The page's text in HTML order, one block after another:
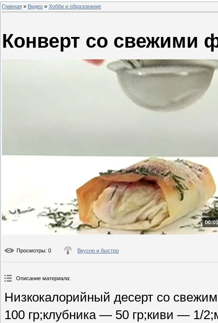
Главная » Видео » Хобби и образование
Конверт со свежими
Просмотры: 0 Вкусно и быстро
Описание материала:
Низкокалорийный десерт со
100 гр;клубника — 50 гр;киви — 1/